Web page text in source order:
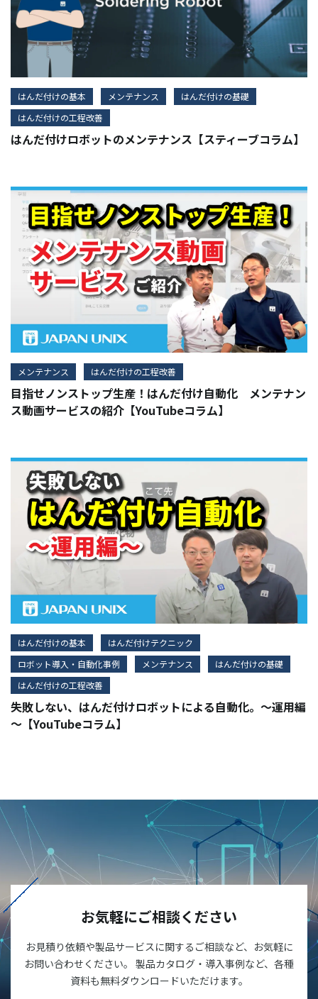
はんだ付けの基本 メンテナンス
はんだ付けの基礎
はんだ付けの工程改善
はんだ付けロボットのメンテナンス【スティーブコラム】
メンテナンス はんだ付けの工程改善
目指せノンストップ生産！はんだ付け自動化 メンテナン
ス動画サービスの紹介【YouTubeコラム】
はんだ付けの基本
はんだ付けテクニック
ロボット導入・自動化事例
メンテナンス
はんだ付けの基礎
はんだ付けの工程改善
失敗しない、はんだ付けロボットによる自動化。～運用編
～【YouTubeコラム】
お気軽にご相談ください
お見積り依頼や製品サービスに関するご相談など、お気軽に
お問い合わせください。 製品カタログ・導入事例など、各種
資料も無料ダウンロードいただけます。